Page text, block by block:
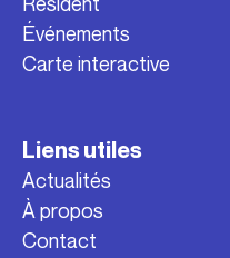
Événements
Carte interactive
Liens utiles
Actualités
À propos
Contact